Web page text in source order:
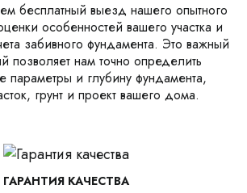
бесплатный выезд нашего опытного
особенностей вашего участка и
забивного фундамента. Это важный
позволяет нам точно определить
параметры и глубину фундамента,
грунт и проект вашего дома.
ГАРАНТИЯ КАЧЕСТВА